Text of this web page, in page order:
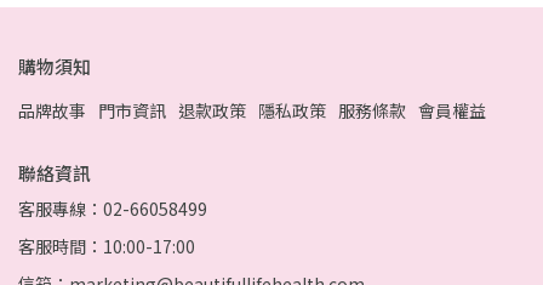
購物須知
品牌故事 門市資訊 退款政策 隱私政策 服務條款 會員權益
聯絡資訊
客服專線：02-66058499
客服時間：10:00-17:00